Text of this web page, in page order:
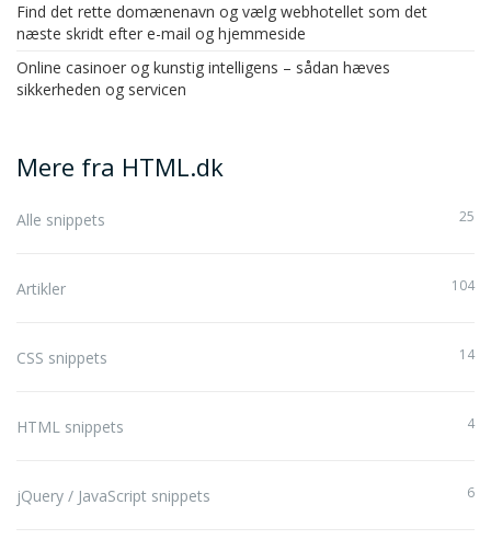
Find det rette domænenavn og vælg webhotellet som det
næste skridt efter e-mail og hjemmeside
Online casinoer og kunstig intelligens – sådan hæves
sikkerheden og servicen
Mere fra HTML.dk
Alle snippets 25
Artikler 104
CSS snippets 14
HTML snippets 4
jQuery / JavaScript snippets 6